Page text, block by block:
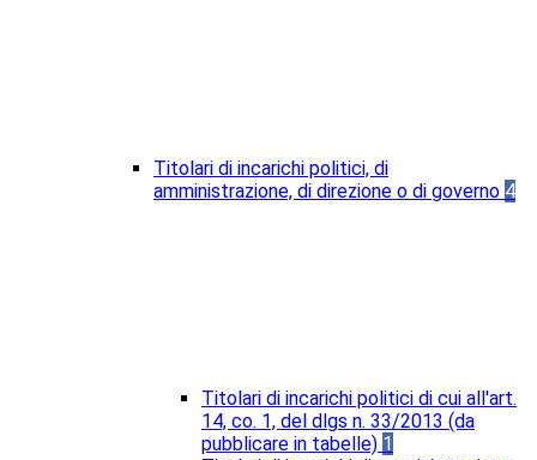
Titolari di incarichi politici, di
amministrazione, di direzione o di governo 4
Titolari di incarichi politici di cui all'art.
14, co. 1, del dlgs n. 33/2013 (da
pubblicare in tabelle) 1